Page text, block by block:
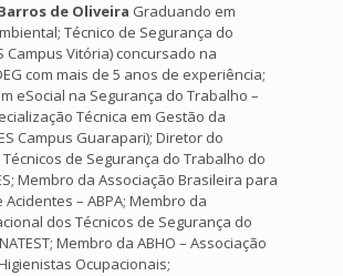
de Oliveira Graduando em
Técnico de Segurança do
Campus Vitória) concursado na
com mais de 5 anos de experiência;
eSocial na Segurança do Trabalho –
Técnica em Gestão da
Campus Guarapari); Diretor do
de Segurança do Trabalho do
Membro da Associação Brasileira para
– ABPA; Membro da
dos Técnicos de Segurança do
Membro da ABHO – Associação
Ocupacionais;